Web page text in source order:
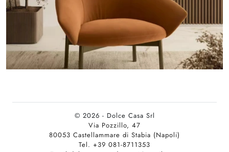
© 2026 - Dolce Casa Srl
Via Pozzillo, 47
80053 Castellammare di Stabia (Napoli)
Tel. +39 081-8711353